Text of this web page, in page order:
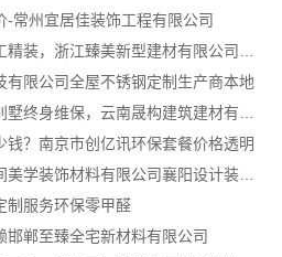
-常州宜居佳装饰工程有限公司
有限公司全屋不锈钢定制生产商本地
钱？南京市创亿讯环保套餐价格透明
湖北百年米莱空间美学装饰材料有限公司襄阳设计装修轻奢风案例
制服务环保零甲醛
邯郸至臻全宅新材料有限公司